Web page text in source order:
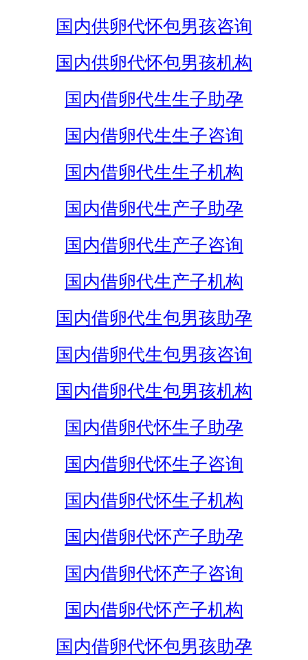
国内供卵代怀包男孩咨询
国内供卵代怀包男孩机构
国内借卵代生生子助孕
国内借卵代生生子咨询
国内借卵代生生子机构
国内借卵代生产子助孕
国内借卵代生产子咨询
国内借卵代生产子机构
国内借卵代生包男孩助孕
国内借卵代生包男孩咨询
国内借卵代生包男孩机构
国内借卵代怀生子助孕
国内借卵代怀生子咨询
国内借卵代怀生子机构
国内借卵代怀产子助孕
国内借卵代怀产子咨询
国内借卵代怀产子机构
国内借卵代怀包男孩助孕